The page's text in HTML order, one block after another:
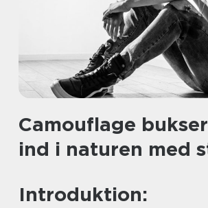
Camouflage
ind i naturen med
Introduktion: